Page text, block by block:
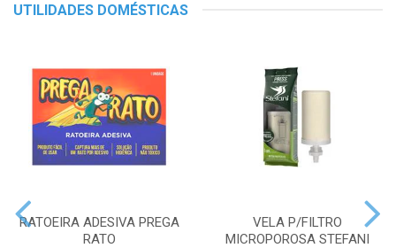
UTILIDADES DOMÉSTICAS
RATOEIRA ADESIVA PREGA
RATO
VELA P/FILTRO
MICROPOROSA STEFANI